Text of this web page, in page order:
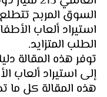
السوق المربح
استيراد ألعاب
الطلب المتزايد.
توفر هذه المقالة
إلى استيراد
هذه المقالة كل ما